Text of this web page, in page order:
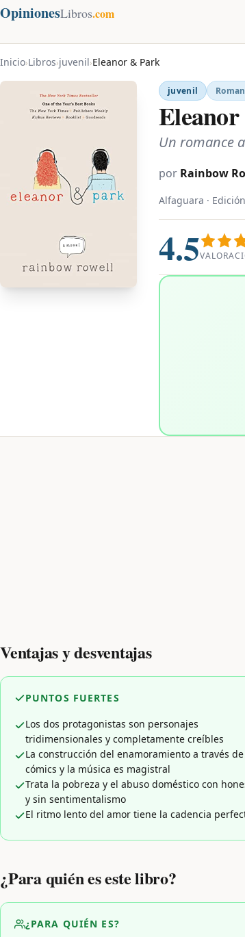
OpinionesLibros.com
Inicio›Libros›juvenil›Eleanor & Park
juvenil
Un romance
por Rainbow
Alfaguara ·
4.5
Ventajas y desventajas
PUNTOS FUERTES
Los dos protagonistas son personajes
tridimensionales y completamente creíbles
La construcción del enamoramiento a través de
cómics y la música es magistral
Trata la pobreza y el abuso doméstico con
y sin sentimentalismo
El ritmo lento del amor tiene la cadencia
¿Para quién es este libro?
¿PARA QUIÉN ES?